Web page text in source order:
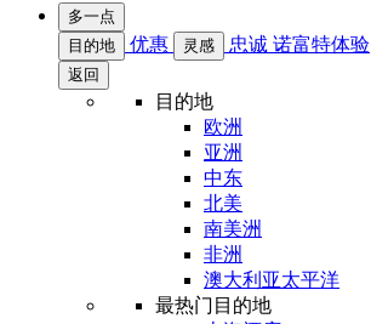
多一点
目的地
优惠 灵感 忠诚 诺富特体验
返回
目的地
欧洲
亚洲
中东
北美
南美洲
非洲
澳大利亚太平洋
最热门目的地